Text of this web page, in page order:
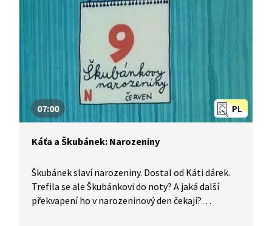
PL
07:00
Káťa a Škubánek: Narozeniny
Škubánek slaví narozeniny. Dostal od Káti dárek.
Trefila se ale Škubánkovi do noty? A jaká další
překvapení ho v narozeninový den čekají?